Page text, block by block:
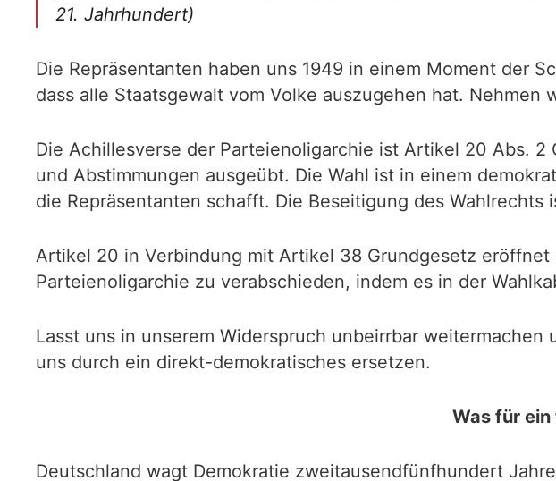
21. Jahrhundert)
Die Repräsentanten haben uns 1949 in einem Moment der
dass alle Staatsgewalt vom Volke auszugehen hat.
Die Achillesverse der Parteienoligarchie ist Artikel 20 Abs.
und Abstimmungen ausgeübt. Die Wahl ist in einem
die Repräsentanten schafft. Die Beseitigung des Wahlrechts
Artikel 20 in Verbindung mit Artikel 38 Grundgesetz
Parteienoligarchie zu verabschieden, indem es in der
Lasst uns in unserem Widerspruch unbeirrbar
uns durch ein direkt-demokratisches ersetzen.
Was für
Deutschland wagt Demokratie zweitausendfünfhundert